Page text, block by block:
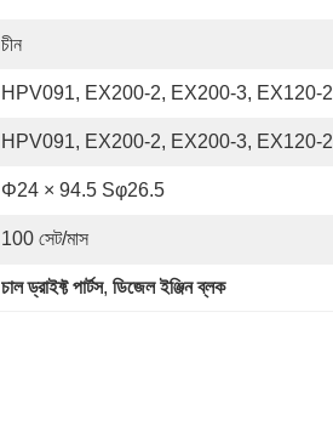
চীন
HPV091, EX200-2, EX200-3, EX120-2
HPV091, EX200-2, EX200-3, EX120-2
Φ24 × 94.5 Sφ26.5
100 সেট/মাস
চাল ড্রাইফ্ট পার্টস, ডিজেল ইঞ্জিন ব্লক